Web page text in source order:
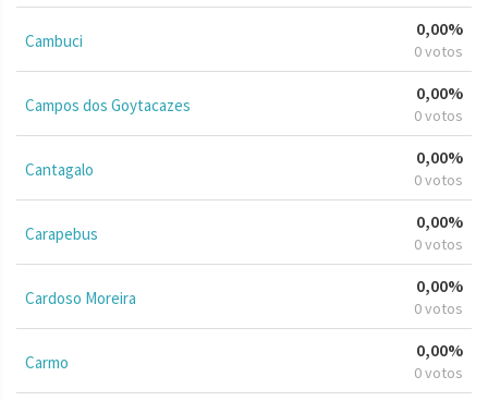
Cambuci
0,00%
0 votos
Campos dos Goytacazes
0,00%
0 votos
Cantagalo
0,00%
0 votos
Carapebus
0,00%
0 votos
Cardoso Moreira
0,00%
0 votos
Carmo
0,00%
0 votos